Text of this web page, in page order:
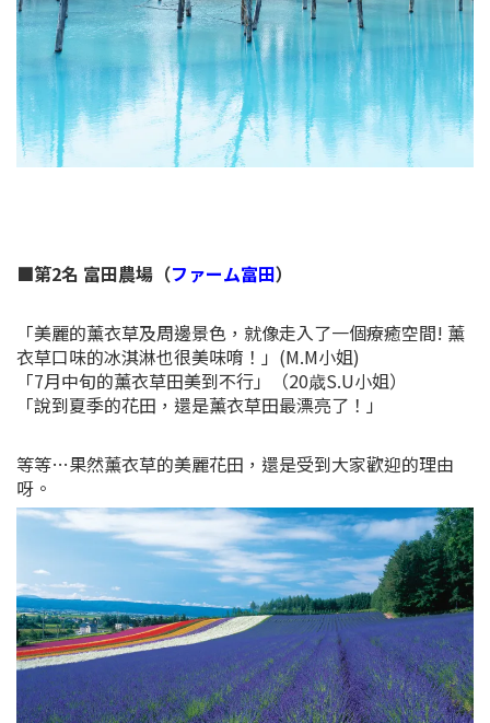
■第2名 富田農場（ファーム富田）
「美麗的薰衣草及周邊景色，就像走入了一個療癒空間! 薰
衣草口味的冰淇淋也很美味唷！」(M.M小姐)
「7月中旬的薰衣草田美到不行」（20歳S.U小姐）
「說到夏季的花田，還是薰衣草田最漂亮了！」
等等…果然薰衣草的美麗花田，還是受到大家歡迎的理由
呀。